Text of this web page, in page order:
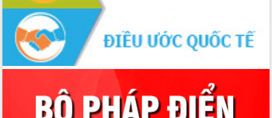
Đắk Lắk đẩy mạnh nuôi biển công
nghệ, hướng tới phát triển thủy sản
bền vững
Tập huấn nâng cao năng lực triển khai
chuyển đổi số cho cán bộ, công chức
Đắk Lắk phát động hưởng ứng Ngày
Quyền của người tiêu dùng Việt Nam